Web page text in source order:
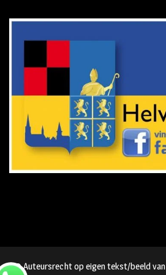
© Auteursrecht op eigen tekst/beeld van